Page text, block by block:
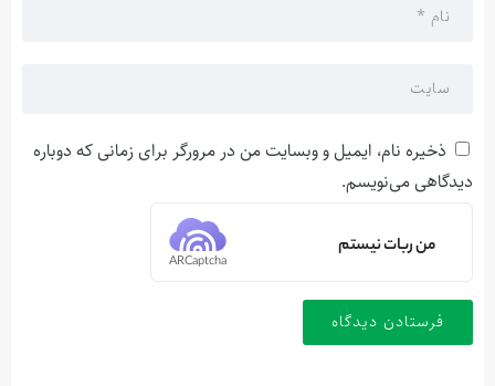
ذخیره نام، ایمیل و وبسایت من در مرورگر برای زمانی که دوباره
دیدگاهی می‌نویسم.
من ربات نیستم
ARCaptcha